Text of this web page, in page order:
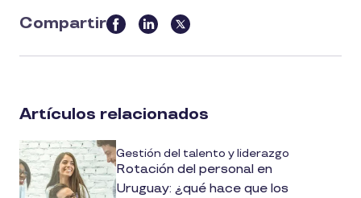
Compartir
this
article
social
media
Artículos relacionados
Gestión del talento y liderazgo
Rotación del personal en
Uruguay: ¿qué hace que los